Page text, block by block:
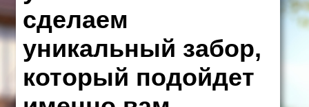
сделаем
уникальный забор,
который подойдет